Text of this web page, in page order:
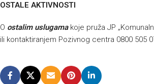
OSTALE AKTIVNOSTI
O ostalim uslugamakoje pruža JP
ili kontaktiranjem Pozivnog centra 0800 505